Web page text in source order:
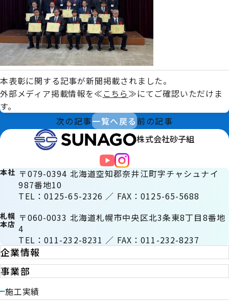
本表彰に関する記事が新聞掲載されました。
外部メディア掲載情報を≪ こちら≫にてご確認いただけま
す。
次の記事一覧へ戻る前の記事
株式会社砂子組
本社 〒079-0394 北海道空知郡奈井江町字チャシュナイ
987番地10
TEL：0125-65-2326 ／ FAX：0125-65-5688
札幌
本店
〒060-0033 北海道札幌市中央区北3条東8丁目8番地
4
TEL：011-232-8231 ／ FAX：011-232-8237
企業情報
事業部
施工実績